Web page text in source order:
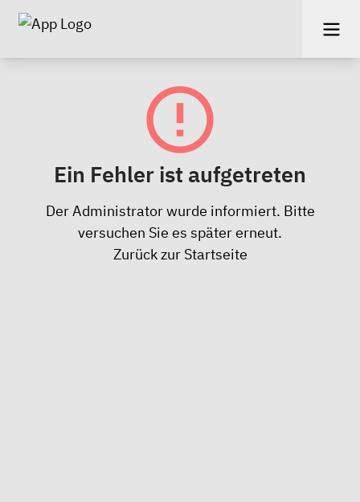
Ein Fehler ist aufgetreten
Der Administrator wurde informiert. Bitte
versuchen Sie es später erneut.
Zurück zur Startseite